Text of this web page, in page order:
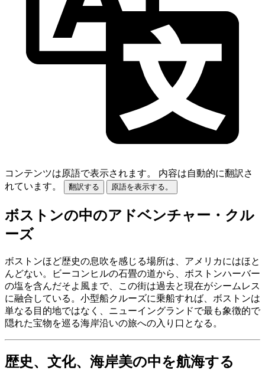
コンテンツは原語で表示されます。
内容は自動的に翻訳さ
れています。
翻訳する 原語を表示する。
ボストンの中のアドベンチャー・クル
ーズ
ボストンほど歴史の息吹を感じる場所は、アメリカにはほと
んどない。ビーコンヒルの石畳の道から、ボストンハーバー
の塩を含んだそよ風まで、この街は過去と現在がシームレス
に融合している。小型船クルーズに乗船すれば、ボストンは
単なる目的地ではなく、ニューイングランドで最も象徴的で
隠れた宝物を巡る海岸沿いの旅への入り口となる。
歴史、文化、海岸美の中を航海する